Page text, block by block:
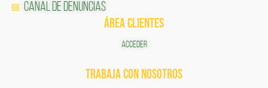
Canal de Denuncias
ÁREA CLIENTES
ACCEDER
TRABAJA CON NOSOTROS